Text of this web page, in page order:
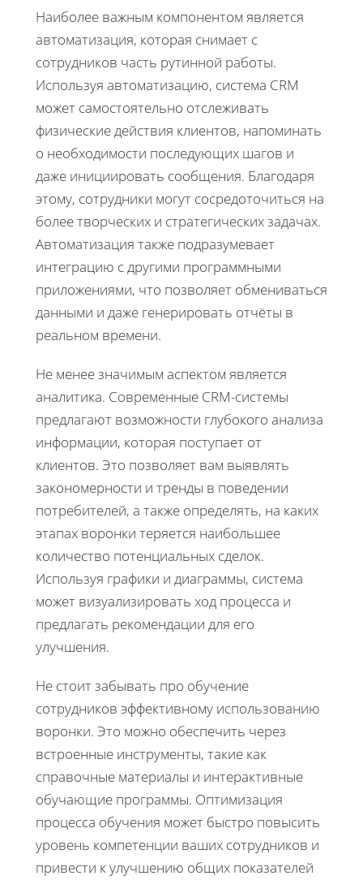
Наиболее важным компонентом является
автоматизация, которая снимает с
сотрудников часть рутинной работы.
Используя автоматизацию, система CRM
может самостоятельно отслеживать
физические действия клиентов, напоминать
о необходимости последующих шагов и
даже инициировать сообщения. Благодаря
этому, сотрудники могут сосредоточиться на
более творческих и стратегических задачах.
Автоматизация также подразумевает
интеграцию с другими программными
приложениями, что позволяет обмениваться
данными и даже генерировать отчёты в
реальном времени.
Не менее значимым аспектом является
аналитика. Современные CRM-системы
предлагают возможности глубокого анализа
информации, которая поступает от
клиентов. Это позволяет вам выявлять
закономерности и тренды в поведении
потребителей, а также определять, на каких
этапах воронки теряется наибольшее
количество потенциальных сделок.
Используя графики и диаграммы, система
может визуализировать ход процесса и
предлагать рекомендации для его
улучшения.
Не стоит забывать про обучение
сотрудников эффективному использованию
воронки. Это можно обеспечить через
встроенные инструменты, такие как
справочные материалы и интерактивные
обучающие программы. Оптимизация
процесса обучения может быстро повысить
уровень компетенции ваших сотрудников и
привести к улучшению общих показателей